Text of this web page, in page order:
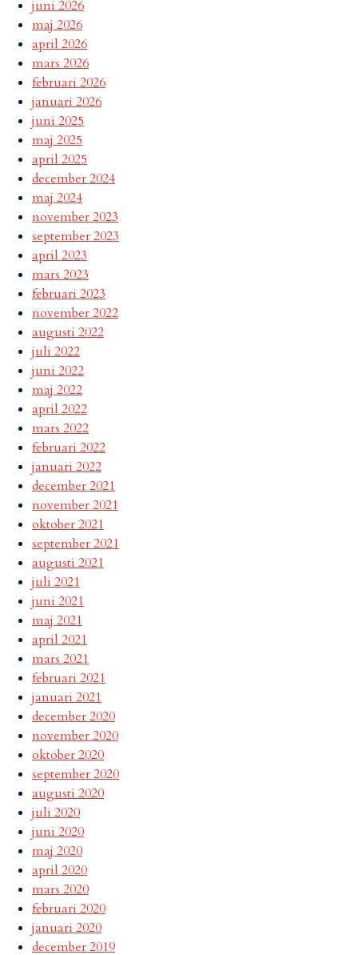
juni 2026
maj 2026
april 2026
mars 2026
februari 2026
januari 2026
juni 2025
maj 2025
april 2025
december 2024
maj 2024
november 2023
september 2023
april 2023
mars 2023
februari 2023
november 2022
augusti 2022
juli 2022
juni 2022
maj 2022
april 2022
mars 2022
februari 2022
januari 2022
december 2021
november 2021
oktober 2021
september 2021
augusti 2021
juli 2021
juni 2021
maj 2021
april 2021
mars 2021
februari 2021
januari 2021
december 2020
november 2020
oktober 2020
september 2020
augusti 2020
juli 2020
juni 2020
maj 2020
april 2020
mars 2020
februari 2020
januari 2020
december 2019